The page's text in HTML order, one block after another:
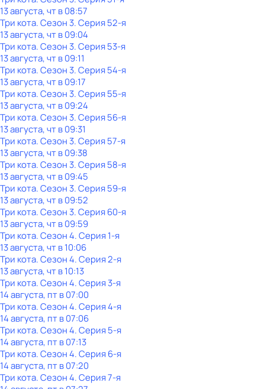
13 августа, чт в 08:57
Три кота. Сезон 3. Серия 52-я
13 августа, чт в 09:04
Три кота. Сезон 3. Серия 53-я
13 августа, чт в 09:11
Три кота. Сезон 3. Серия 54-я
13 августа, чт в 09:17
Три кота. Сезон 3. Серия 55-я
13 августа, чт в 09:24
Три кота. Сезон 3. Серия 56-я
13 августа, чт в 09:31
Три кота. Сезон 3. Серия 57-я
13 августа, чт в 09:38
Три кота. Сезон 3. Серия 58-я
13 августа, чт в 09:45
Три кота. Сезон 3. Серия 59-я
13 августа, чт в 09:52
Три кота. Сезон 3. Серия 60-я
13 августа, чт в 09:59
Три кота. Сезон 4. Серия 1-я
13 августа, чт в 10:06
Три кота. Сезон 4. Серия 2-я
13 августа, чт в 10:13
Три кота. Сезон 4. Серия 3-я
14 августа, пт в 07:00
Три кота. Сезон 4. Серия 4-я
14 августа, пт в 07:06
Три кота. Сезон 4. Серия 5-я
14 августа, пт в 07:13
Три кота. Сезон 4. Серия 6-я
14 августа, пт в 07:20
Три кота. Сезон 4. Серия 7-я